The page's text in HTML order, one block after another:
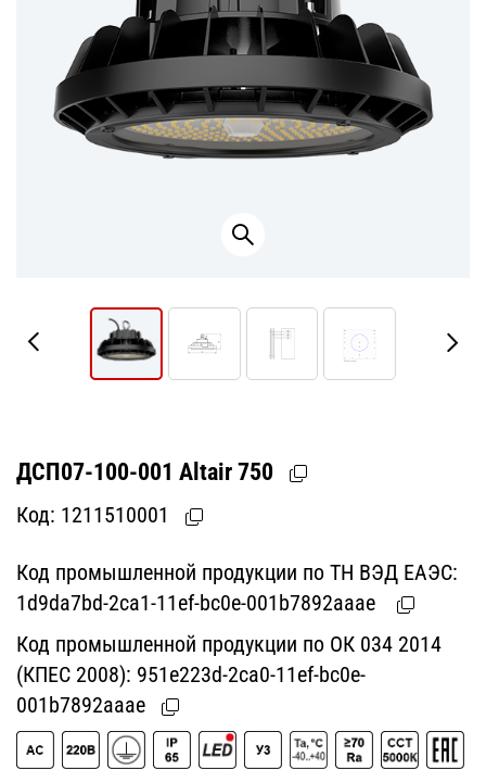
ДСП07-100-001 Altair 750
Код: 1211510001
Код промышленной продукции по ТН ВЭД ЕАЭС:
1d9da7bd-2ca1-11ef-bc0e-001b7892aaae
Код промышленной продукции по ОК 034 2014
(КПЕС 2008): 951e223d-2ca0-11ef-bc0e-
001b7892aaae